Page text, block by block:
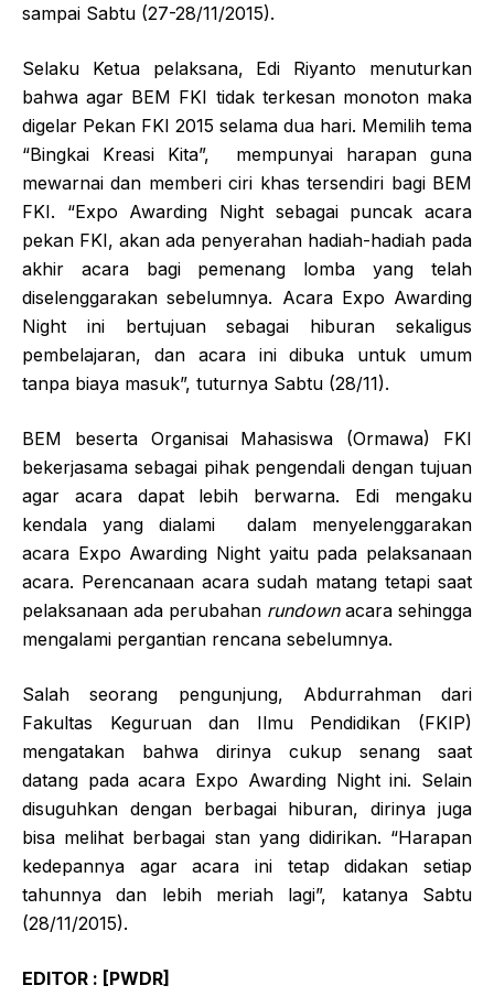
sampai Sabtu (27-28/11/2015).
Selaku Ketua pelaksana, Edi Riyanto menuturkan
bahwa agar BEM FKI tidak terkesan monoton maka
digelar Pekan FKI 2015 selama dua hari. Memilih tema
“Bingkai Kreasi Kita”, mempunyai harapan guna
mewarnai dan memberi ciri khas tersendiri bagi BEM
FKI. “Expo Awarding Night sebagai puncak acara
pekan FKI, akan ada penyerahan hadiah-hadiah pada
akhir acara bagi pemenang lomba yang telah
diselenggarakan sebelumnya. Acara Expo Awarding
Night ini bertujuan sebagai hiburan sekaligus
pembelajaran, dan acara ini dibuka untuk umum
tanpa biaya masuk”, tuturnya Sabtu (28/11).
BEM beserta Organisai Mahasiswa (Ormawa) FKI
bekerjasama sebagai pihak pengendali dengan tujuan
agar acara dapat lebih berwarna. Edi mengaku
kendala yang dialami dalam menyelenggarakan
acara Expo Awarding Night yaitu pada pelaksanaan
acara. Perencanaan acara sudah matang tetapi saat
pelaksanaan ada perubahan rundownacara sehingga
mengalami pergantian rencana sebelumnya.
Salah seorang pengunjung, Abdurrahman dari
Fakultas Keguruan dan Ilmu Pendidikan (FKIP)
mengatakan bahwa dirinya cukup senang saat
datang pada acara Expo Awarding Night ini. Selain
disuguhkan dengan berbagai hiburan, dirinya juga
bisa melihat berbagai stan yang didirikan. “Harapan
kedepannya agar acara ini tetap didakan setiap
tahunnya dan lebih meriah lagi”, katanya Sabtu
(28/11/2015).
EDITOR : [PWDR]